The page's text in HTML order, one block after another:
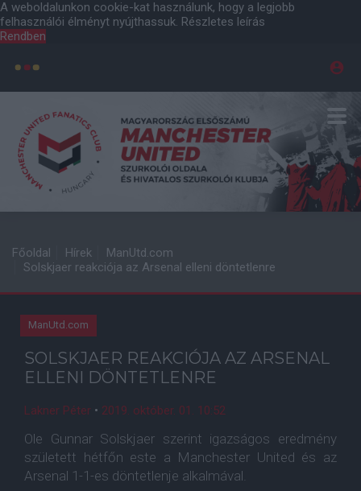
A weboldalunkon cookie-kat használunk, hogy a legjobb
felhasználói élményt nyújthassuk. Részletes leírás
Rendben
Főoldal Hírek
ManUtd.com
Solskjaer reakciója az Arsenal elleni döntetlenre
ManUtd.com
SOLSKJAER REAKCIÓJA AZ ARSENAL
ELLENI DÖNTETLENRE
Lakner Péter • 2019. október. 01. 10:52
Ole Gunnar Solskjaer szerint igazságos eredmény
született hétfőn este a Manchester United és az
Arsenal 1-1-es döntetlenje alkalmával.